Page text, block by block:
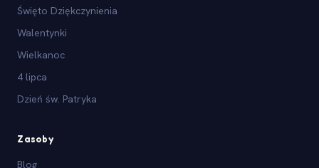
Święto Dziękczynienia
Walentynki
Wielkanoc
4 lipca
Dzień św. Patryka
Zasoby
Blog